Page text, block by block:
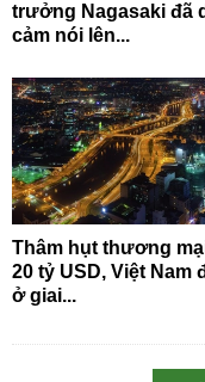
trưởng Nagasaki đã
cảm nói lên...
Thâm hụt thương
20 tỷ USD, Việt Nam
ở giai...